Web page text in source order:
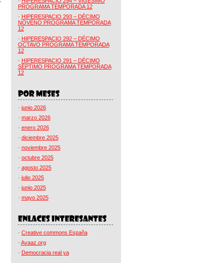
PROGRAMA TEMPORADA 12
· HIPERESPACIO 293 – DÉCIMO
NOVENO PROGRAMA TEMPORADA
12
· HIPERESPACIO 292 – DÉCIMO
OCTAVO PROGRAMA TEMPORADA
12
· HIPERESPACIO 291 – DÉCIMO
SÉPTIMO PROGRAMA TEMPORADA
12
· junio 2026
· marzo 2026
· enero 2026
· diciembre 2025
· noviembre 2025
· octubre 2025
· agosto 2025
· julio 2025
· junio 2025
· mayo 2025
· Creative commons España
· Avaaz.org
· Democracia real ya